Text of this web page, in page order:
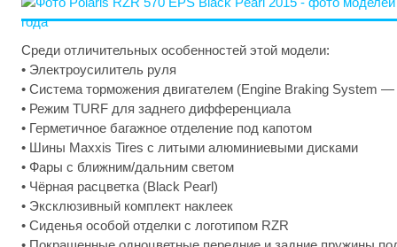
Среди отличительных особенностей этой модели:
• Электроусилитель руля
• Система торможения двигателем (Engine Braking System
• Режим TURF для заднего дифференциала
• Герметичное багажное отделение под капотом
• Шины Maxxis Tires с литыми алюминиевыми дисками
• Фары с ближним/дальним светом
• Чёрная расцветка (Black Pearl)
• Эксклюзивный комплект наклеек
• Сиденья особой отделки с логотипом RZR